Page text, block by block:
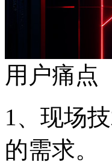
用户痛点
1、现
的需求。